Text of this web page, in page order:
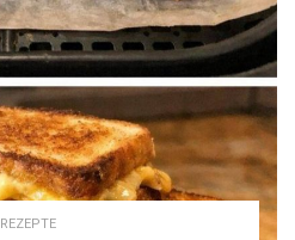
REZEPTE